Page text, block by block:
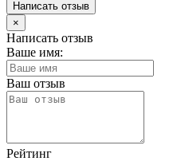
Написать отзыв
×
Написать отзыв
Ваше имя:
Ваш отзыв
Рейтинг